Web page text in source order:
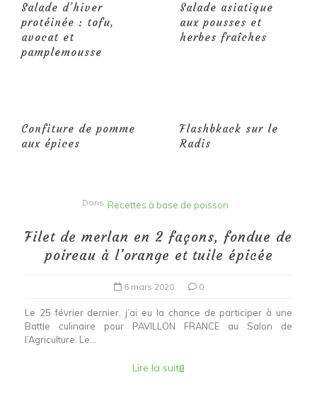
Salade d’hiver
protéinée : tofu,
avocat et
pamplemousse
Salade asiatique
aux pousses et
herbes fraîches
Confiture de pomme
aux épices
Flashbkack sur le
Radis
Dans Recettes à base de poisson
Filet de merlan en 2 façons, fondue de
poireau à l’orange et tuile épicée
6 mars 2020 0
Le 25 février dernier, j’ai eu la chance de participer à une
Battle culinaire pour PAVILLON FRANCE au Salon de
l’Agriculture. Le...
Lire la suite